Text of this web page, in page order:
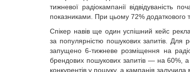
тижневої радіокампанії відвідуваність
показниками. При цьому 72% додаткового
Спікер навів ще один успішний кейс
за популярністю пошукових запитів. Для
запущено 6-тижневе розміщення на
брендових пошукових запитів — на 60%,
конкурентів у пошуку, а кампанія